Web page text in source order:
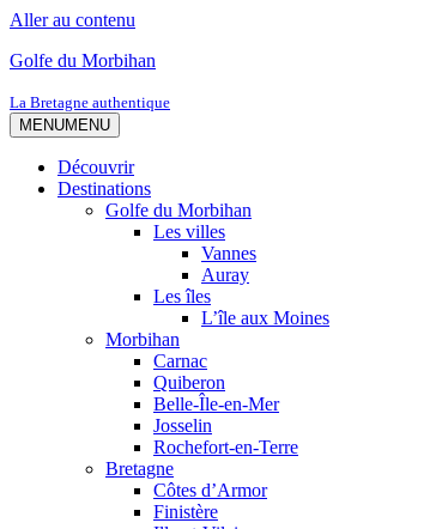
Aller au contenu
Golfe du Morbihan
La Bretagne authentique
MENUMENU
Découvrir
Destinations
Golfe du Morbihan
Les villes
Vannes
Auray
Les îles
L’île aux Moines
Morbihan
Carnac
Quiberon
Belle-Île-en-Mer
Josselin
Rochefort-en-Terre
Bretagne
Côtes d’Armor
Finistère